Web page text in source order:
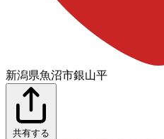
新潟県魚沼市銀山平
共有する